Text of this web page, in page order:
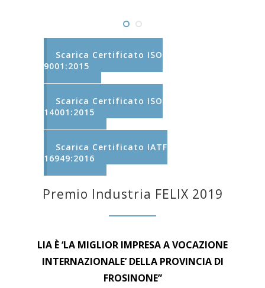
Scarica Certificato ISO
9001:2015
Scarica Certificato ISO
14001:2015
Scarica Certificato IATF
16949:2016
Premio Industria FELIX 2019
LIA È ‘LA MIGLIOR IMPRESA A VOCAZIONE
INTERNAZIONALE’ DELLA PROVINCIA DI
FROSINONE”